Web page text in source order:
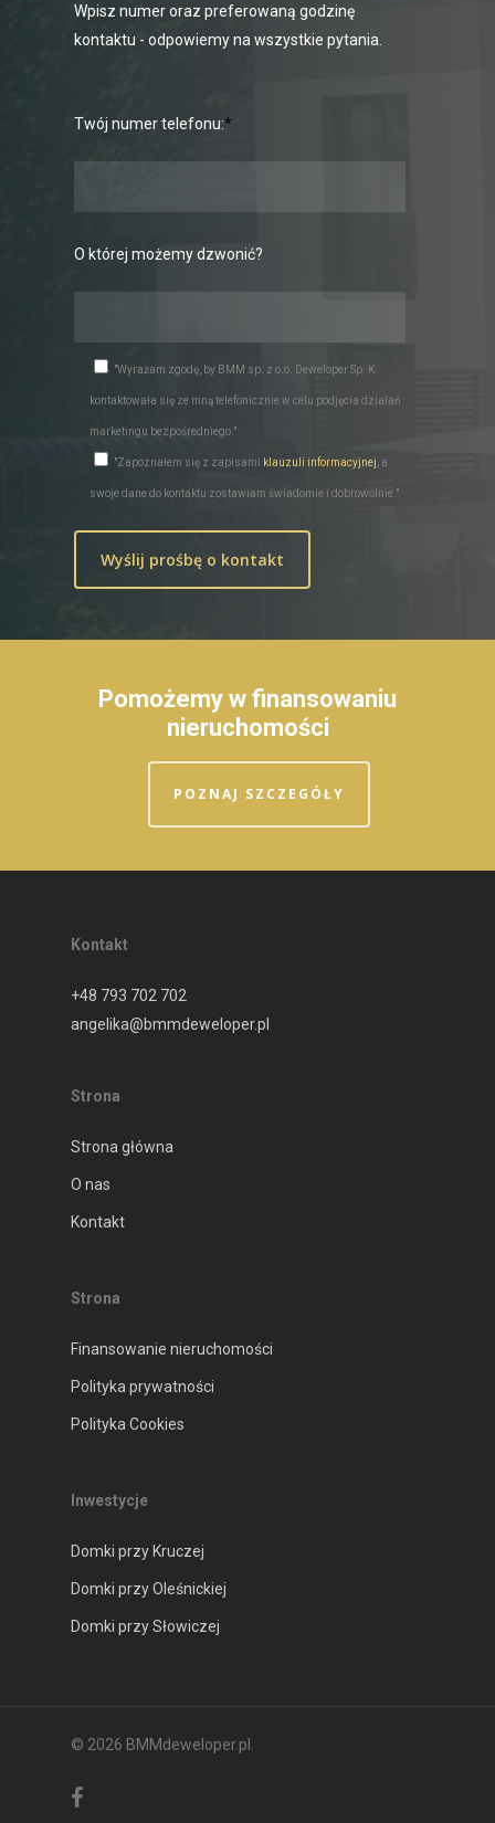
Wpisz numer oraz preferowaną godzinę
kontaktu - odpowiemy na wszystkie pytania.
Twój numer telefonu:*
O której możemy dzwonić?
"Wyrażam zgodę, by BMM sp. z o.o. Deweloper Sp. K.
kontaktowała się ze mną telefonicznie w celu podjęcia działań
marketingu bezpośredniego."
"Zapoznałem się z zapisami klauzuli informacyjnej , a
swoje dane do kontaktu zostawiam świadomie i dobrowolnie."
Pomożemy w finansowaniu
nieruchomości
POZNAJ SZCZEGÓŁY
Kontakt
+48 793 702 702
angelika@bmmdeweloper.pl
Strona
Strona główna
O nas
Kontakt
Strona
Finansowanie nieruchomości
Polityka prywatności
Polityka Cookies
Inwestycje
Domki przy Kruczej
Domki przy Oleśnickiej
Domki przy Słowiczej
© 2026 BMMdeweloper.pl.
facebook